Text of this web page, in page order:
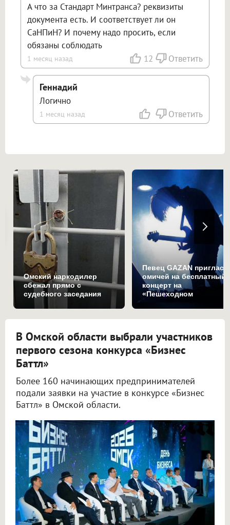
А что за Стандарт Минтранса? реквизиты
документа есть. И соответствует ли он
СаНПиН? И почему надо просить, если
обязаны соблюдать
1 месяц назад 12 Ответить
Геннадий
Логично
1 месяц назад Ответить
Омский наркодилер
сбежал прямо с
судебного заседания
Певец GAZAN
омичей на бесплатный
концерт на
«Пешеходном
В Омской области выбрали участников
первого сезона конкурса «Бизнес
Баттл»
Более 160 начинающих предпринимателей
подали заявки на участие в конкурсе «Бизнес
Баттл» в Омской области.